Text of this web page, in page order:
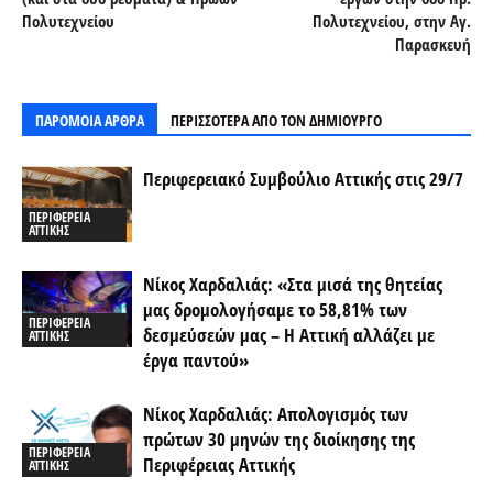
Πολυτεχνείου
Πολυτεχνείου, στην Αγ.
Παρασκευή
ΠΑΡΟΜΟΙΑ ΑΡΘΡΑ ΠΕΡΙΣΣΟΤΕΡΑ ΑΠΟ ΤΟΝ ΔΗΜΙΟΥΡΓΟ
ΠΕΡΙΦΕΡΕΙΑ
ΑΤΤΙΚΗΣ
Περιφερειακό Συμβούλιο Αττικής στις 29/7
ΠΕΡΙΦΕΡΕΙΑ
ΑΤΤΙΚΗΣ
Νίκος Χαρδαλιάς: «Στα μισά της θητείας
μας δρομολογήσαμε το 58,81% των
δεσμεύσεών μας – Η Αττική αλλάζει με
έργα παντού»
ΠΕΡΙΦΕΡΕΙΑ
ΑΤΤΙΚΗΣ
Νίκος Χαρδαλιάς: Απολογισμός των
πρώτων 30 μηνών της διοίκησης της
Περιφέρειας Αττικής